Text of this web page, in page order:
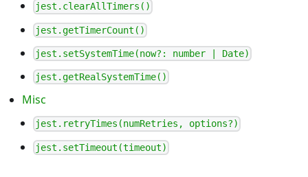
jest.clearAllTimers()
jest.getTimerCount()
jest.setSystemTime(now?: number | Date)
jest.getRealSystemTime()
Misc
jest.retryTimes(numRetries, options?)
jest.setTimeout(timeout)